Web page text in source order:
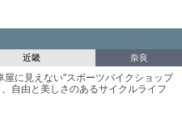
近畿 奈良
屋に見えない"スポーツバイクショップ
自由と美しさのあるサイクルライフ